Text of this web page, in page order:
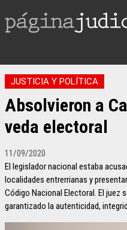
JUSTICIA Y POLÍTICA
Absolvieron a
veda electoral
11/09/2020
El legislador nacional estaba
localidades entrerrianas y
Código Nacional Electoral. El juez
garantizado la autenticidad,